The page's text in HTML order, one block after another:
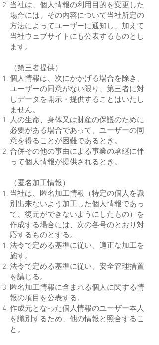
当社は、個人情報の利用目的を変更した
場合には、その内容について当社所定の
方法によってユーザーに通知し、加えて
当社ウェブサイトにも公表するものとし
ます。
（第三者提供）
個人情報は、次にかかげる場合を除き、
ユーザーの同意がない限り、第三者に対
しデータを開示・提供することはいたし
ません。
人の生命、身体又は財産の保護のために
必要がある場合であって、ユーザーの同
意を得ることが困難であるとき。
合併その他の事由による事業の承継に伴
って個人情報が提供されるとき。
（匿名加工情報）
当社は、匿名加工情報（特定の個人を識
別出来ないよう加工した個人情報であっ
て、復元ができないようにしたもの）を
作成する場合には、次の各号のとおり対
応するものとする。
法令で定める基準に従い、適正な加工を
施す。
法令で定める基準に従い、安全管理措置
を講じる。
匿名加工情報に含まれる個人に関する情
報の項目を公表する。
作成元となった個人情報のユーザー本人
を識別するため、他の情報と照合するこ
と。